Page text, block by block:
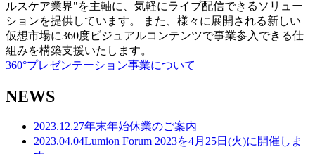
ルスケア業界"を主軸に、気軽にライブ配信できるソリュー
ションを提供しています。 また、様々に展開される新しい
仮想市場に360度ビジュアルコンテンツで事業参入できる仕
組みを構築支援いたします。
360°プレゼンテーション事業について
NEWS
2023.12.27年末年始休業のご案内
2023.04.04Lumion Forum 2023を4月25日(火)に開催しま